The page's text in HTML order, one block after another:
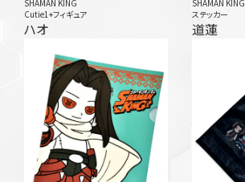
SHAMAN KING
Cutie1+フィギュア
ハオ
SHAMAN KING
ステッカー
道蓮